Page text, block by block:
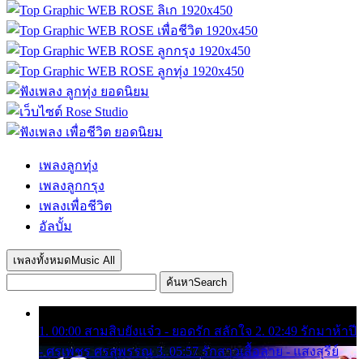
เพลงลูกทุ่ง
เพลงลูกกรุง
เพลงเพื่อชีวิต
อัลบั้ม
เพลงทั้งหมด Music All
ค้นหาSearch
1. 00:00 สามสิบยังแจ๋ว - ยอดรัก สลักใจ 2. 02:49 รักมาห้าปี
- ศรเพชร ศรสุพรรณ 3. 05:57 รักสาวเสื้อลาย - แสงสุรีย์